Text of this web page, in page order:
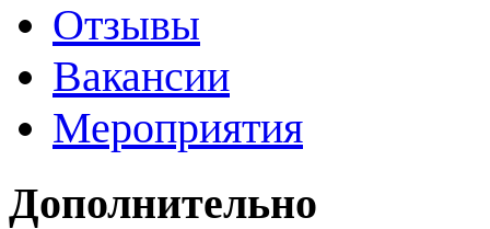
Отзывы
Вакансии
Мероприятия
Дополнительно